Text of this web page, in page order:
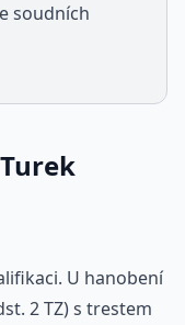
soudních
U hanobení
2 TZ) s trestem